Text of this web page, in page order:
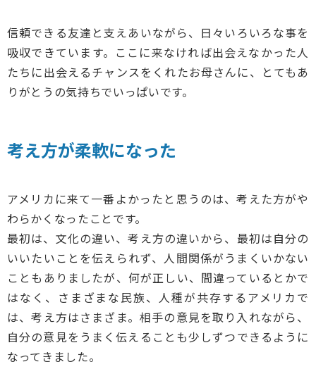
信頼できる友達と支えあいながら、日々いろいろな事を
吸収できています。ここに来なければ出会えなかった人
たちに出会えるチャンスをくれたお母さんに、とてもあ
りがとうの気持ちでいっぱいです。
考え方が柔軟になった
アメリカに来て一番よかったと思うのは、考えた方がや
わらかくなったことです。
最初は、文化の違い、考え方の違いから、最初は自分の
いいたいことを伝えられず、人間関係がうまくいかない
こともありましたが、何が正しい、間違っているとかで
はなく、さまざまな民族、人種が共存するアメリカで
は、考え方はさまざま。相手の意見を取り入れながら、
自分の意見をうまく伝えることも少しずつできるように
なってきました。